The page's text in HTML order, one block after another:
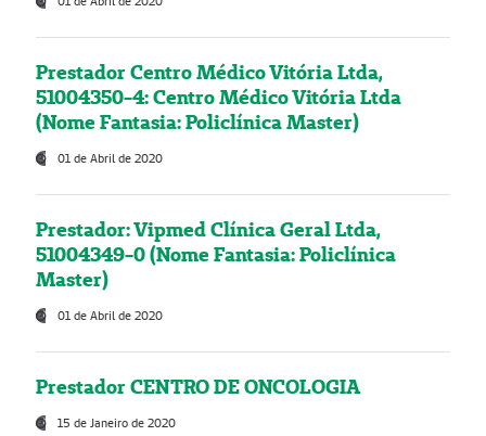
Prestador Centro Médico Vitória Ltda,
51004350-4: Centro Médico Vitória Ltda
(Nome Fantasia: Policlínica Master)
01 de Abril de 2020
Prestador: Vipmed Clínica Geral Ltda,
51004349-0 (Nome Fantasia: Policlínica
Master)
01 de Abril de 2020
Prestador CENTRO DE ONCOLOGIA
15 de Janeiro de 2020